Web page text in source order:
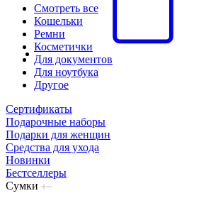
Смотреть все
Кошельки
Ремни
Косметички
Для документов
Для ноутбука
Другое
Сертификаты
Подарочные наборы
Подарки для женщин
Средства для ухода
Новинки
Бестселлеры
Сумки